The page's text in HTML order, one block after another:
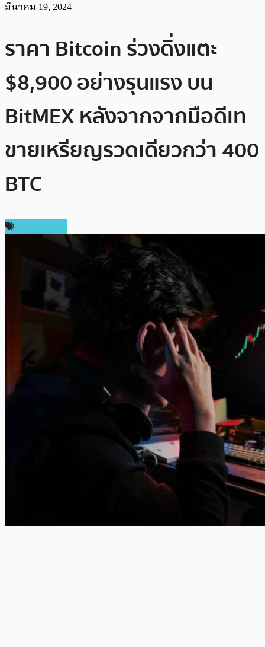
มีนาคม 19, 2024
ราคา Bitcoin ร่วงดิ่งแตะ
$8,900 อย่างรุนแรง บน
BitMEX หลังจากจากมือดีเท
ขายเหรียญรวดเดียวกว่า 400
BTC